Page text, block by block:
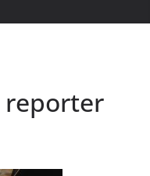
reporter